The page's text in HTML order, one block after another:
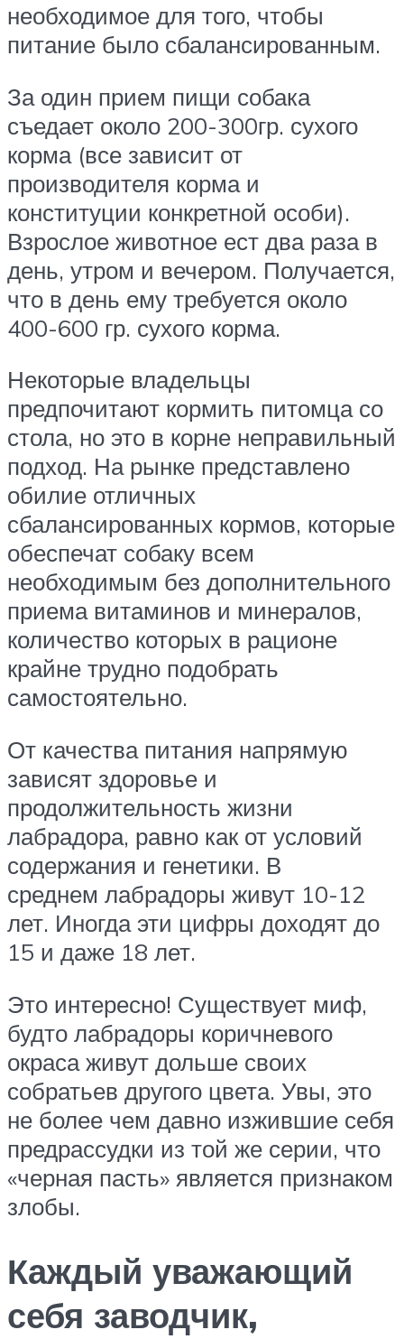
необходимое для того, чтобы
питание было сбалансированным.
За один прием пищи собака
съедает около 200-300гр. сухого
корма (все зависит от
производителя корма и
конституции конкретной особи).
Взрослое животное ест два раза в
день, утром и вечером. Получается,
что в день ему требуется около
400-600 гр. сухого корма.
Некоторые владельцы
предпочитают кормить питомца со
стола, но это в корне неправильный
подход. На рынке представлено
обилие отличных
сбалансированных кормов, которые
обеспечат собаку всем
необходимым без дополнительного
приема витаминов и минералов,
количество которых в рационе
крайне трудно подобрать
самостоятельно.
От качества питания напрямую
зависят здоровье и
продолжительность жизни
лабрадора, равно как от условий
содержания и генетики. В
среднем лабрадоры живут 10-12
лет. Иногда эти цифры доходят до
15 и даже 18 лет.
Это интересно! Существует миф,
будто лабрадоры коричневого
окраса живут дольше своих
собратьев другого цвета. Увы, это
не более чем давно изжившие себя
предрассудки из той же серии, что
«черная пасть» является признаком
злобы.
Каждый уважающий
себя заводчик,